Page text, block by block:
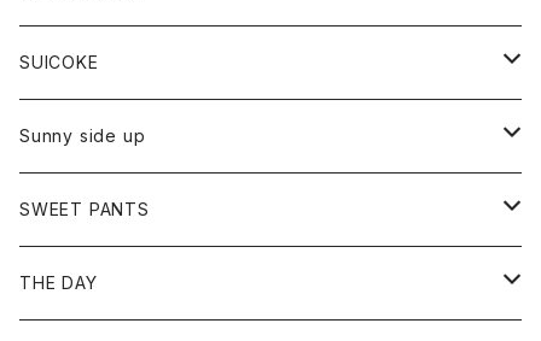
パンツ
カットソー
カーディガン
パンツ
オーバーオール
バッグ
アクセサリー
ブレスレット
リング
SUICOKE
ブーツ
サンダル
Sunny side up
アウター
Ｇジャン
ボトム
SWEET PANTS
ボトム
THE DAY